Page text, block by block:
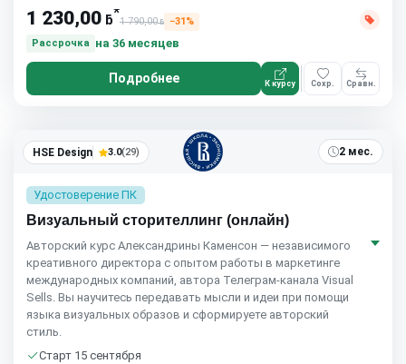
1 230,00 ƃ*
1 790,00ƃ
−31%
Рассрочка
на 36 месяцев
Подробнее К курсу Сохр. Сравн.
HSE Design 3.0(29) 2 мес.
Удостоверение ПК
Визуальный сторителлинг (онлайн)
Авторский курс Александрины Каменсон — независимого
креативного директора с опытом работы в маркетинге
международных компаний, автора Телеграм-канала Visual
Sells. Вы научитесь передавать мысли и идеи при помощи
языка визуальных образов и сформируете авторский
стиль.
Старт 15 сентября